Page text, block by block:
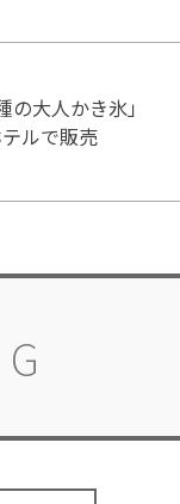
の大人かき氷」
ルで販売